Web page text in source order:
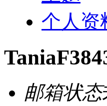
个人资
邮箱状态